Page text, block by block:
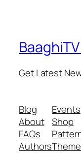
Get Latest
Blog
About
FAQs
Authors
Events
Shop